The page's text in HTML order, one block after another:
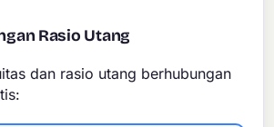
Rasio Utang
dan rasio utang berhubungan